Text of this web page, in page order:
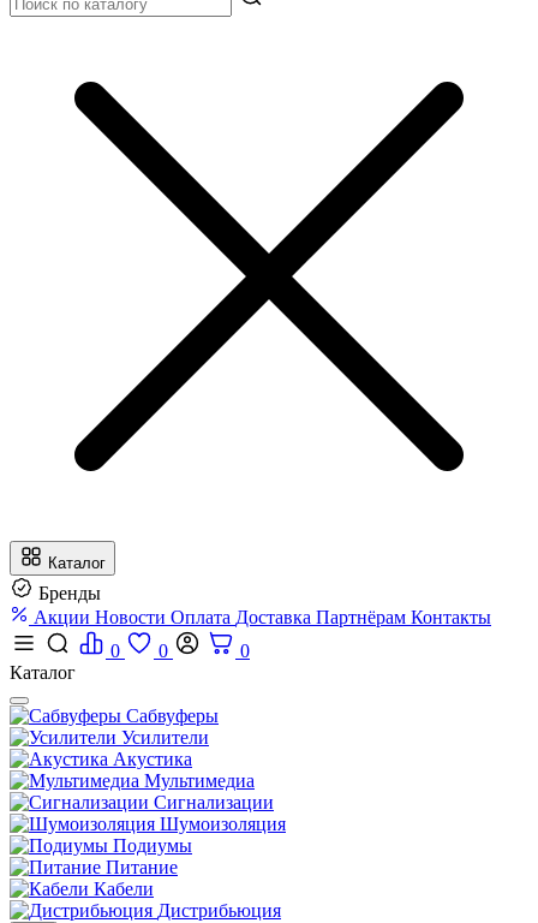
Каталог
Бренды
Акции Новости Оплата Доставка Партнёрам Контакты
0
0
0
Каталог
Сабвуферы
Усилители
Акустика
Мультимедиа
Сигнализации
Шумоизоляция
Подиумы
Питание
Кабели
Дистрибьюция